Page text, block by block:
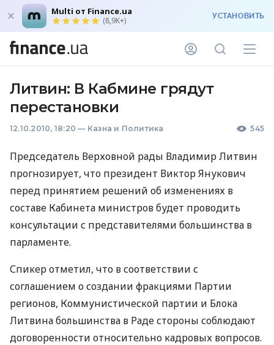
Multi от Finance.ua
(8,9K+) УСТАНОВИТЬ
Литвин: В Кабмине грядут
перестановки
12.10.2010, 18:20 — Казна и Политика 545
Председатель Верховной рады Владимир Литвин
прогнозирует, что президент Виктор Янукович
перед принятием решений об изменениях в
составе Кабинета министров будет проводить
консультации с представителями большинства в
парламенте.
Спикер отметил, что в соответствии с
соглашением о создании фракциями Партии
регионов, Коммунистической партии и Блока
Литвина большинства в Раде стороны соблюдают
договоренности относительно кадровых вопросов.